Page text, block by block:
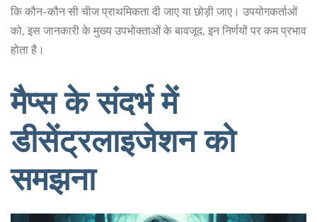
कि कौन-कौन सी चीज प्राथमिकता दी जाए या छोड़ी जाए। उपयोगकर्ताओं
को, इस जानकारी के मुख्य उपभोक्ताओं के बावजूद, इन निर्णयों पर कम प्रभाव
होता है।
मैप्स के संदर्भ में
डीसेंट्रलाइजेशन को
समझना